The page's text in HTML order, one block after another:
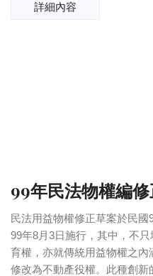
詳細內容
99年民法物權編
民法用益物權修正草案於民
99年8月3日施行，其中，不
育權，亦就傳統用益物權之
修改為不動產役權。此種創